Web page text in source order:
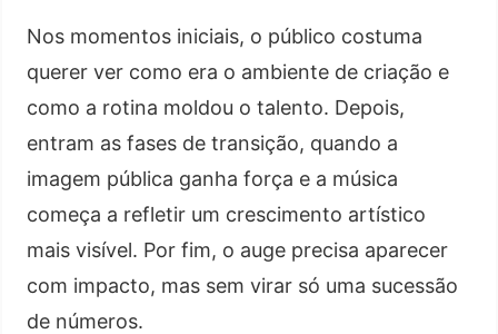
Nos momentos iniciais, o público costuma
querer ver como era o ambiente de criação e
como a rotina moldou o talento. Depois,
entram as fases de transição, quando a
imagem pública ganha força e a música
começa a refletir um crescimento artístico
mais visível. Por fim, o auge precisa aparecer
com impacto, mas sem virar só uma sucessão
de números.